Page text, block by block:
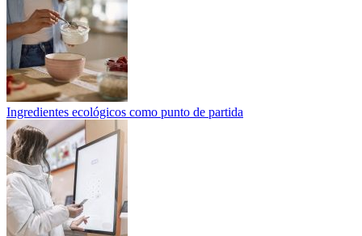
Ingredientes ecológicos como punto de partida